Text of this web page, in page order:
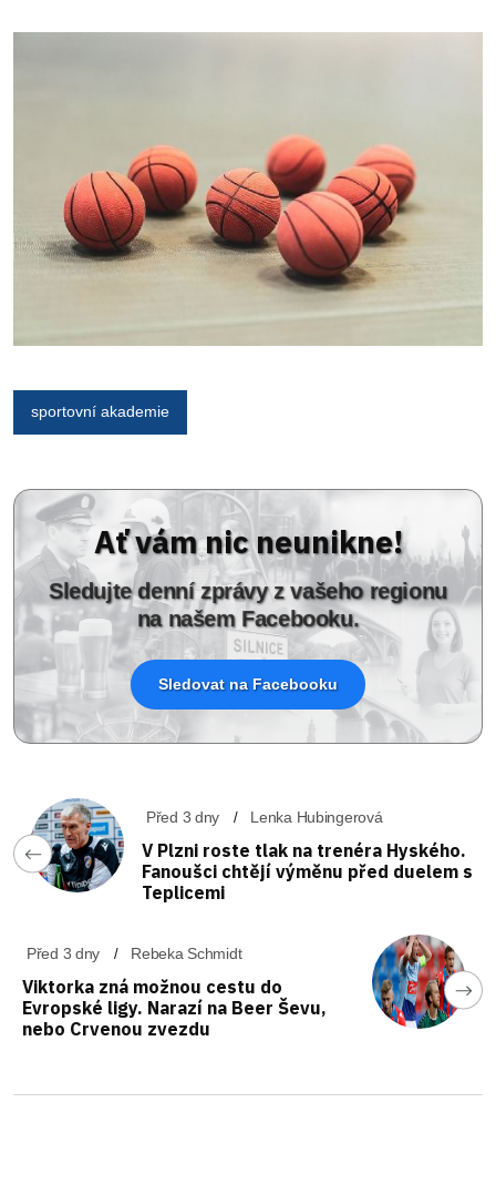
sportovní akademie
Ať vám nic neunikne!
Sledujte denní zprávy z vašeho regionu
na našem Facebooku.
Sledovat na Facebooku
Před 3 dny Lenka Hubingerová
V Plzni roste tlak na trenéra Hyského.
Fanoušci chtějí výměnu před duelem s
Teplicemi
Před 3 dny Rebeka Schmidt
Viktorka zná možnou cestu do
Evropské ligy. Narazí na Beer Ševu,
nebo Crvenou zvezdu